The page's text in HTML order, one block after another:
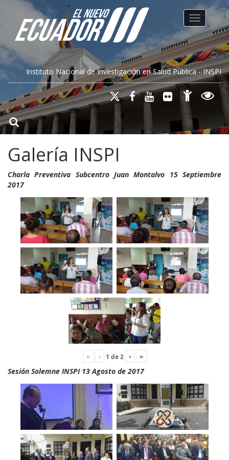
Instituto Nacional de Investigación en Salud Pública - INSPI
Toggle
Galería INSPI
Charla Preventiva Subcentro Juan Montalvo 15 Septiembre
2017
« ‹ 1 de2 › »
Sesión Solemne INSPI 13 Agosto de 2017